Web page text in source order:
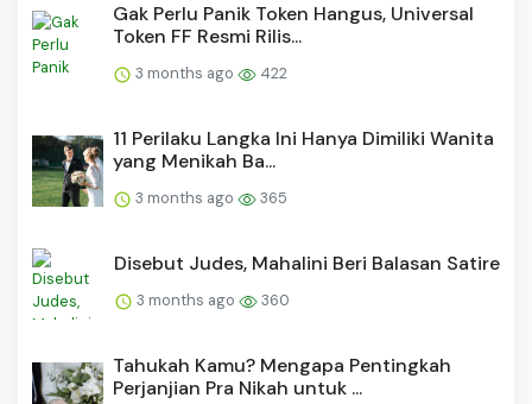
Gak Perlu Panik Token Hangus, Universal
Token FF Resmi Rilis...
3 months ago 422
11 Perilaku Langka Ini Hanya Dimiliki Wanita
yang Menikah Ba...
3 months ago 365
Disebut Judes, Mahalini Beri Balasan Satire
3 months ago 360
Tahukah Kamu? Mengapa Pentingkah
Perjanjian Pra Nikah untuk ...